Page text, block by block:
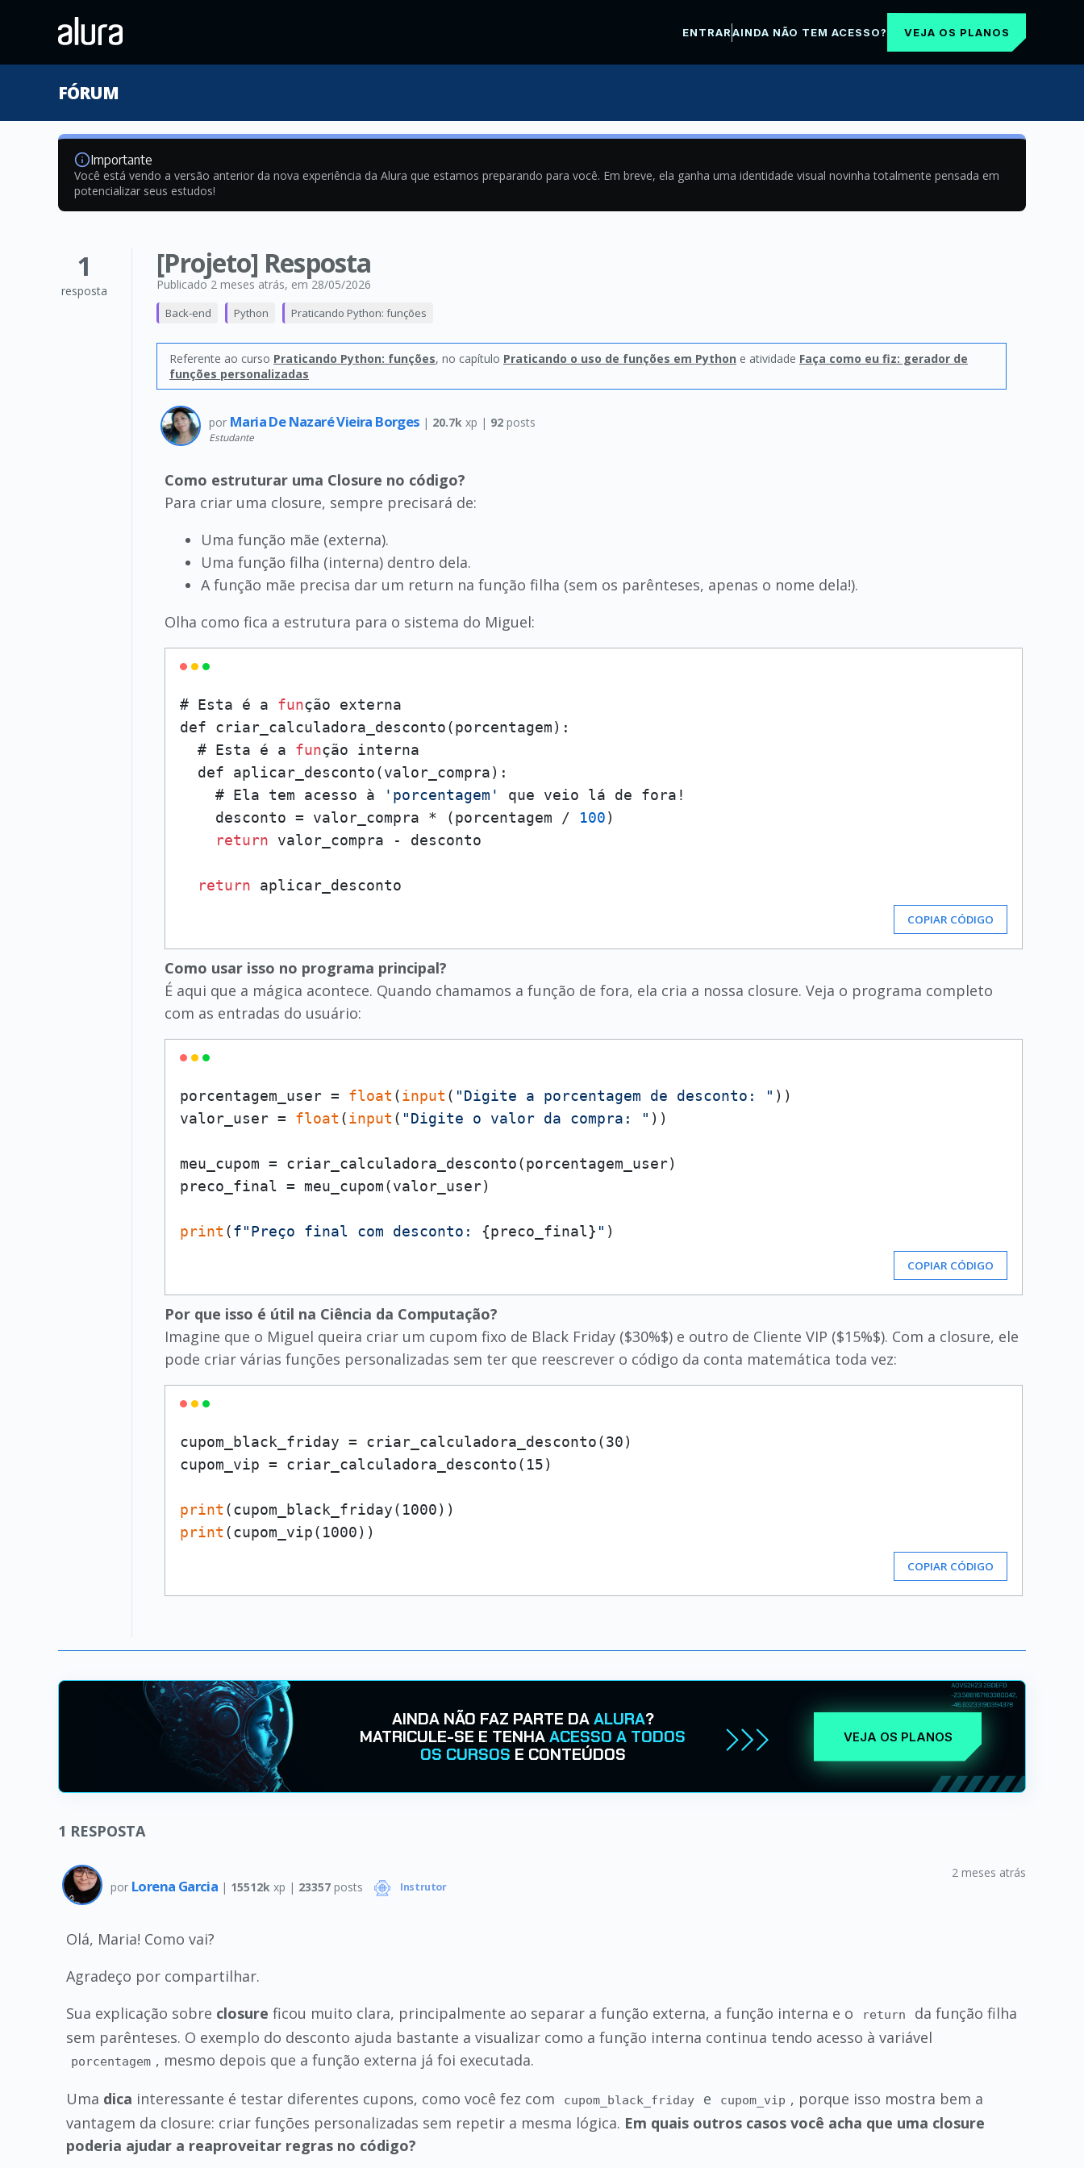
ENTRARAINDA NÃO TEM ACESSO? VEJA OS PLANOS
FÓRUM
Importante
Você está vendo a versão anterior da nova experiência da Alura que estamos preparando para você. Em breve, ela ganha uma identidade visual novinha totalmente pensada em
potencializar seus estudos!
1
resposta
[Projeto] Resposta
Publicado 2 meses atrás, em 28/05/2026
Back-end Python Praticando Python: funções
Referente ao curso Praticando Python: funções, no capítulo Praticando o uso de funções em Python e atividade Faça como eu fiz: gerador de
funções personalizadas
por Maria De Nazaré Vieira Borges | 20.7k xp | 92 posts
Estudante
Como estruturar uma Closure no código?
Para criar uma closure, sempre precisará de:
Uma função mãe (externa).
Uma função filha (interna) dentro dela.
A função mãe precisa dar um return na função filha (sem os parênteses, apenas o nome dela!).
Olha como fica a estrutura para o sistema do Miguel:
# Esta é a função externa
def criar_calculadora_desconto(porcentagem):
  # Esta é a
função interna
  def aplicar_desconto(valor_compra):
    # Ela tem acesso à
'porcentagem'
que veio lá de fora!
    desconto = valor_compra * (porcentagem /
100)
return valor_compra - desconto
return
COPIAR CÓDIGO
Como usar isso no programa principal?
É aqui que a mágica acontece. Quando chamamos a função de fora, ela cria a nossa closure. Veja o programa completo
com as entradas do usuário:
porcentagem_user = float (input ( "Digite a porcentagem de desconto: " ))
valor_user = float (input ( "Digite o valor da compra: " ))
meu_cupom = criar_calculadora_desconto(porcentagem_user)
preco_final = meu_cupom(valor_user)
print (f"Preço final com desconto: {preco_final} "
COPIAR CÓDIGO
Por que isso é útil na Ciência da Computação?
Imagine que o Miguel queira criar um cupom fixo de Black Friday ($30%$) e outro de Cliente VIP ($15%$). Com a closure, ele
pode criar várias funções personalizadas sem ter que reescrever o código da conta matemática toda vez:
cupom_black_friday = criar_calculadora_desconto(30)
cupom_vip = criar_calculadora_desconto(15)
print
print
COPIAR CÓDIGO
AINDA NÃO FAZ PARTE DAALURA?
MATRICULE-SE E TENHAACESSO A TODOS
OS CURSOS E CONTEÚDOS
VEJA OS PLANOS
1 RESPOSTA
por Lorena Garcia | 15512k xp | 23357posts Instrutor
2 meses atrás
Olá, Maria! Como vai?
Agradeço por compartilhar.
Sua explicação sobre closure ficou muito clara, principalmente ao separar a função externa, a função interna e o return
da função filha
sem parênteses. O exemplo do desconto ajuda bastante a visualizar como a função interna continua tendo acesso à variável
porcentagem , mesmo depois que a função externa já foi executada.
Uma dica interessante é testar diferentes cupons, como você fez com cupom_black_friday e cupom_vip , porque isso mostra bem a
vantagem da closure: criar funções personalizadas sem repetir a mesma lógica. Em quais outros casos você acha que uma closure
poderia ajudar a reaproveitar regras no código?